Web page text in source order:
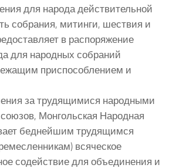
для народа действительной
собрания, митинги, шествия и
в распоряжение
для народных собраний
приспособлением и
за трудящимися народными
Монгольская Народная
беднейшим трудящимся
всяческое
содействие для объединения и